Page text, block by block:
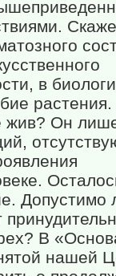
в
жив? Он
Допустимо
В
нашей